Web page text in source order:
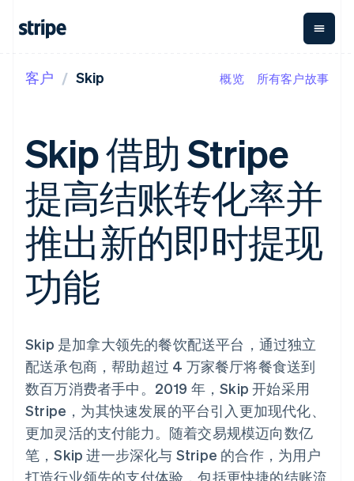
支付
在线支付
Managed
Payments
备案商家解决
方案
Payment links
无代码支付
Checkout
预构建支付界
面
Elements
Access to
125+
Terminal
线下支付
Authorization
Boost
支付成功率优
化
Link
加速结账
经常性收入
Metronome
按用量计费
Subscriptions
订阅管理
Invoicing
一次性或定期
账单
会计自动化
Stripe Sigma
自定义报告
Data Pipeline
数据同步
资金管理
企业财务
Global
Payouts
向第三方
打款
Capital
企业融资
可嵌入的
加密货币
购买
按应用场景
智能体商务
加密货币
电子商务
嵌入式金融
资金管理
平台
SaaS
按行业
AI 企业
创作者经济
库与 SDK
Stripe Apps
指南
接受线上付款
实施预建结账流程
使用代理预配和管理服务
资源
应用程序集成
代码示例
开发者博客
API 状态
指南
支持
获取支持
管理支持方案
专业服务
产品路线图
Sessions 年度大会
招聘
新闻编辑室
Stripe Press
联系
客户 Skip 概览 所有客户故事
Skip 借助 Stripe
提高结账转化率并
推出新的即时提现
功能
Skip 是加拿大领先的餐饮配送平台，通过独立
配送承包商，帮助超过 4 万家餐厅将餐食送到
数百万消费者手中。2019 年，Skip 开始采用
Stripe，为其快速发展的平台引入更加现代化、
更加灵活的支付能力。随着交易规模迈向数亿
笔，Skip 进一步深化与 Stripe 的合作，为用户
打造行业领先的支付体验，包括更快捷的结账流